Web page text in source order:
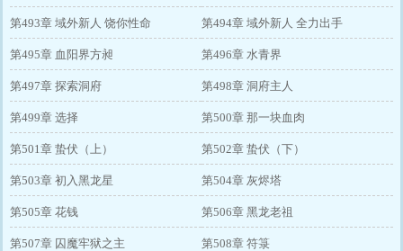
第493章 域外新人 饶你性命 第494章 域外新人 全力出手
第495章 血阳界方昶 第496章 水青界
第497章 探索洞府 第498章 洞府主人
第499章 选择 第500章 那一块血肉
第501章 蛰伏（上） 第502章 蛰伏（下）
第503章 初入黑龙星 第504章 灰烬塔
第505章 花钱 第506章 黑龙老祖
第507章 囚魔牢狱之主 第508章 符箓